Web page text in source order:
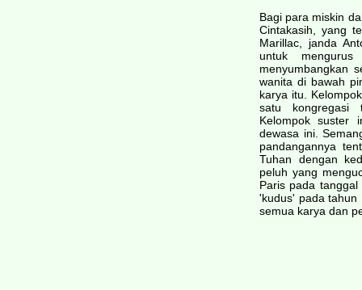
Bagi para miskin
Cintakasih, yang
Marillac, janda
untuk mengurus
menyumbangkan
wanita di bawah
karya itu.
satu kongregasi
Kelompok suster
dewasa ini.
pandangannya
Tuhan dengan
peluh yang
Paris pada
'kudus' pada
semua karya dan